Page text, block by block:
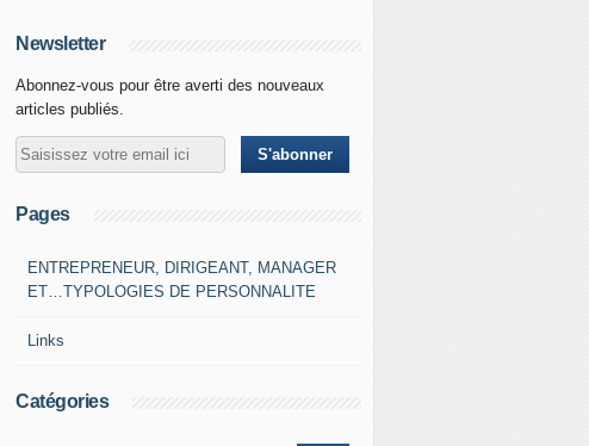
Newsletter
Abonnez-vous pour être averti des nouveaux
articles publiés.
Pages
ENTREPRENEUR, DIRIGEANT, MANAGER
ET…TYPOLOGIES DE PERSONNALITE
Links
Catégories